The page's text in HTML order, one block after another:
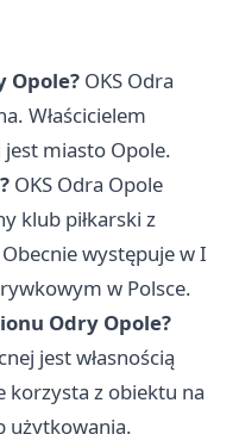
Opole? OKS Odra
Właścicielem
miasto Opole.
OKS Odra Opole
klub piłkarski z
występuje w I
w Polsce.
Odry Opole?
jest własnością
korzysta z obiektu na
użytkowania.